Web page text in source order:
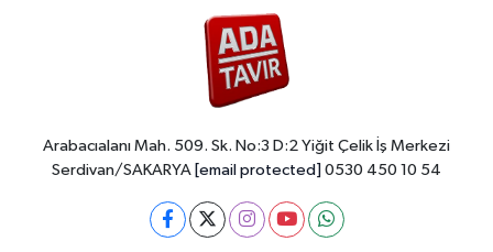
Arabacıalanı Mah. 509. Sk. No:3 D:2 Yiğit Çelik İş Merkezi
Serdivan/SAKARYA [email protected] 0530 450 10 54